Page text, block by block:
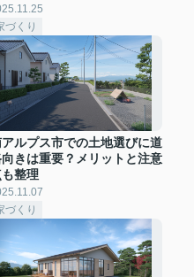
づくり
ルプス市での土地選びに道
向きは重要？メリットと注意
も整理
づくり